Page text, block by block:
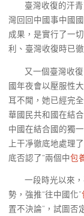
臺灣收復的汗
灣回回中國事中國
成果，是實行了一
利、臺灣收復時已
又一個臺灣收
國年夜會以壓服性
耳不聞，她已經完
華國民共和國在結
中國在結合國的獨
上干凈徹底地處理
底否認了“兩個中包
一段時光以來
勢，強推“往中國化”
置不決論”，試圖否